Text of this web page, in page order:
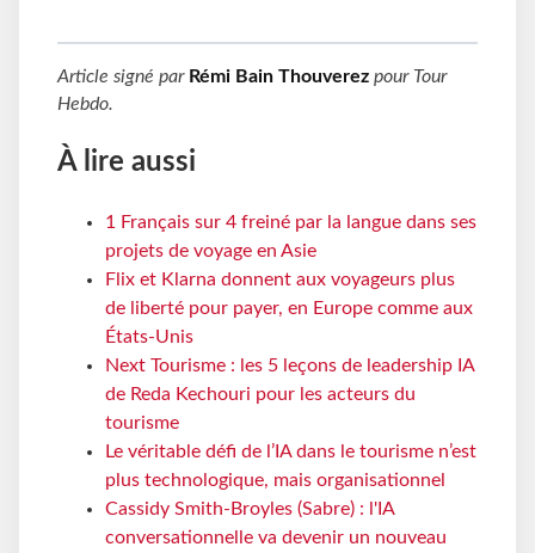
Article signé par Rémi Bain Thouverez pour Tour
Hebdo.
À lire aussi
1 Français sur 4 freiné par la langue dans ses
projets de voyage en Asie
Flix et Klarna donnent aux voyageurs plus
de liberté pour payer, en Europe comme aux
États-Unis
Next Tourisme : les 5 leçons de leadership IA
de Reda Kechouri pour les acteurs du
tourisme
Le véritable défi de l’IA dans le tourisme n’est
plus technologique, mais organisationnel
Cassidy Smith-Broyles (Sabre) : l'IA
conversationnelle va devenir un nouveau